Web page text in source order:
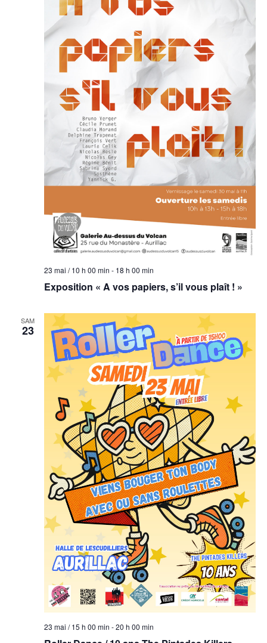
Exposition « A vos papiers, s’il vous plaît ! »
23 mai / 10 h 00 min - 18 h 00 min
SAM
23
23 mai / 15 h 00 min -20 h 00 min